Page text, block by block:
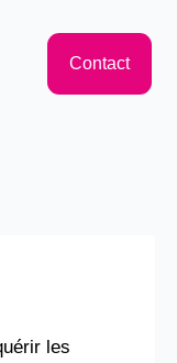
Contact
les